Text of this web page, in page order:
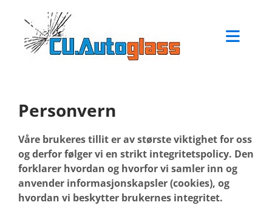
Personvern
Våre brukeres tillit er av største viktighet for oss
og derfor følger vi en strikt integritetspolicy. Den
forklarer hvordan og hvorfor vi samler inn og
anvender informasjonskapsler (cookies), og
hvordan vi beskytter brukernes integritet.